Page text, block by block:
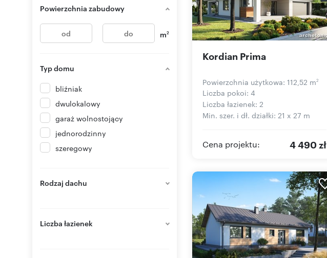
Powierzchnia zabudowy
m2
Typ domu
bliźniak
dwulokalowy
garaż wolnostojący
jednorodzinny
szeregowy
Rodzaj dachu
Liczba łazienek
Kordian Prima
Powierzchnia użytkowa: 112,52 m2
Liczba pokoi: 4
Liczba łazienek: 2
Min. szer. i dł. działki: 21 x 27 m
Cena projektu: 4 490 zł